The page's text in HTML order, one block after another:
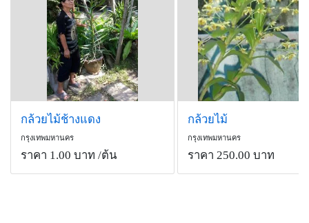
กล้วยไม้ช้างแดง
กรุงเทพมหานคร
ราคา 1.00 บาท /ต้น
กล้วยไม้
กรุงเทพมหานคร
ราคา 250.00 บาท